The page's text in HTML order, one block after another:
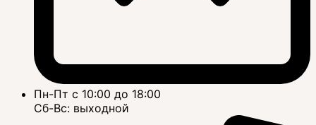
Пн-Пт с 10:00 до 18:00
Сб-Вс: выходной